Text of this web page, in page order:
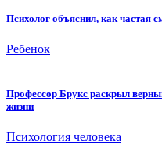
Психолог объяснил, как частая
Ребенок
Профессор Брукс раскрыл
жизни
Психология человека